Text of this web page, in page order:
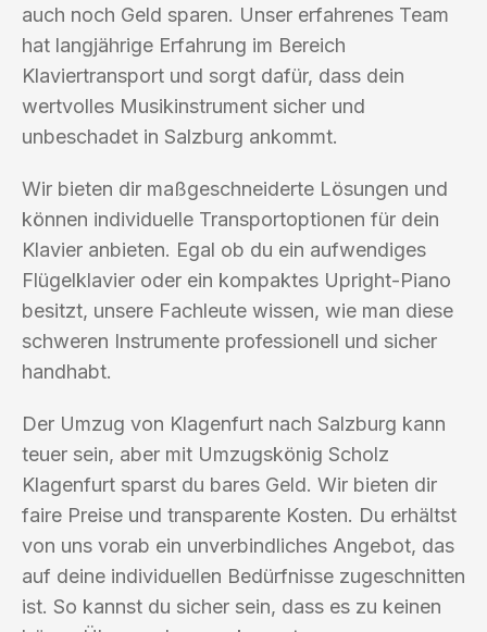
auch noch Geld sparen. Unser erfahrenes Team
hat langjährige Erfahrung im Bereich
Klaviertransport und sorgt dafür, dass dein
wertvolles Musikinstrument sicher und
unbeschadet in Salzburg ankommt.
Wir bieten dir maßgeschneiderte Lösungen und
können individuelle Transportoptionen für dein
Klavier anbieten. Egal ob du ein aufwendiges
Flügelklavier oder ein kompaktes Upright-Piano
besitzt, unsere Fachleute wissen, wie man diese
schweren Instrumente professionell und sicher
handhabt.
Der Umzug von Klagenfurt nach Salzburg kann
teuer sein, aber mit Umzugskönig Scholz
Klagenfurt sparst du bares Geld. Wir bieten dir
faire Preise und transparente Kosten. Du erhältst
von uns vorab ein unverbindliches Angebot, das
auf deine individuellen Bedürfnisse zugeschnitten
ist. So kannst du sicher sein, dass es zu keinen